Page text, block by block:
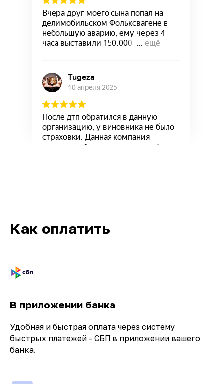
Кв-Техно на карте Москвы — Яндекс.Карты
Как оплатить
В приложении банка
Удобная и быстрая оплата через систему
быстрых платежей - СБП в приложении вашего
банка.